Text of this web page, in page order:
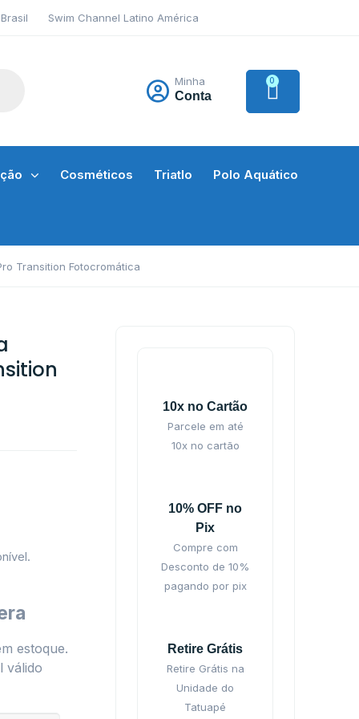
Swim Channel Latino América
Minha
Conta
0
Cosméticos Triatlo Polo Aquático
Transition Fotocromática
estoque.
válido
10x no Cartão
Parcele em até
10x no cartão
10% OFF no
Pix
Compre com
Desconto de 10%
pagando por pix
Retire Grátis
Retire Grátis na
Unidade do
Tatuapé